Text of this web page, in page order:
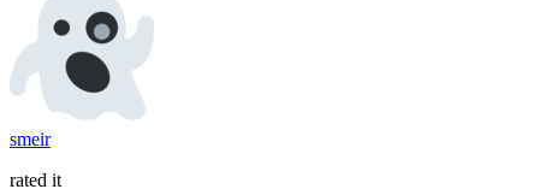
smeir
rated it